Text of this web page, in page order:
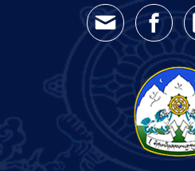
Skip to main content